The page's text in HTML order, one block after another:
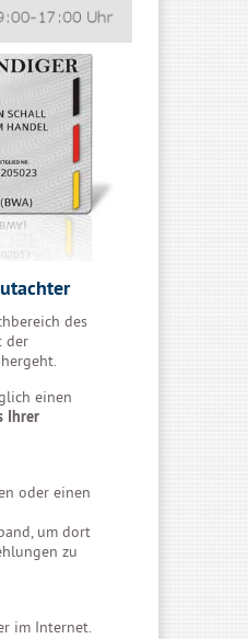
des
der
einen
Ihrer
oder einen
um dort
zu
im Internet.